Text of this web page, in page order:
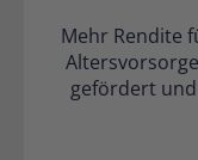
Mehr Rendite
gefördert